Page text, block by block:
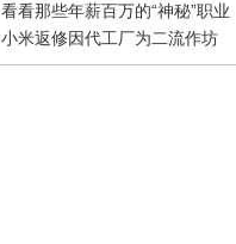
看看那些年薪百万的“神秘”职业
小米返修因代工厂为二流作坊